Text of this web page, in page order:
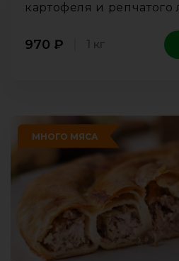
картофеля и репчатого
970 ₽ 1 кг
МНОГО МЯСА